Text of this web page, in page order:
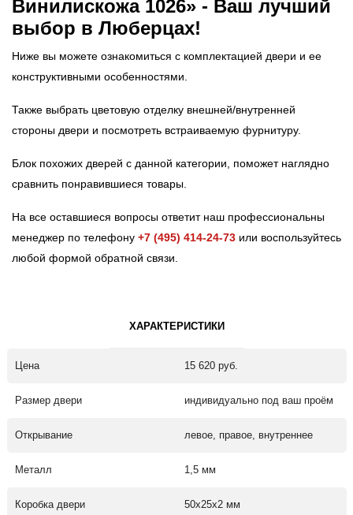
Винилискожа 1026» - Ваш лучший
выбор в Люберцах!
Ниже вы можете ознакомиться с комплектацией двери и ее
конструктивными особенностями.
Также выбрать цветовую отделку внешней/внутренней
стороны двери и посмотреть встраиваемую фурнитуру.
Блок похожих дверей с данной категории, поможет наглядно
сравнить понравившиеся товары.
На все оставшиеся вопросы ответит наш профессиональны
менеджер по телефону +7 (495) 414-24-73 или воспользуйтесь
любой формой обратной связи.
ХАРАКТЕРИСТИКИ
Цена 15 620 руб.
Размер двери индивидуально под ваш проём
Открывание левое, правое, внутреннее
Металл 1,5 мм
Коробка двери 50х25х2 мм